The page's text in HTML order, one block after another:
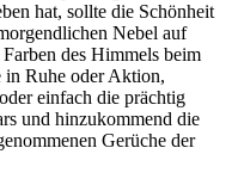
hat, sollte die Schönheit
Nebel auf
des Himmels beim
in Ruhe oder Aktion,
einfach die prächtig
und hinzukommend die
Gerüche der